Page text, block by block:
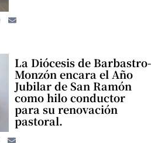
La Diócesis de Barbastro-
Monzón encara el Año
Jubilar de San Ramón
como hilo conductor
para su renovación
pastoral.